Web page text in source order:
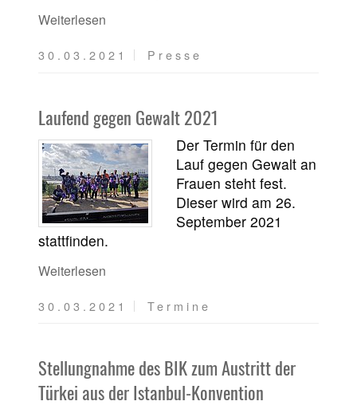
Weiterlesen
30.03.2021 Presse
Laufend gegen Gewalt 2021
Der Termin für den
Lauf gegen Gewalt an
Frauen steht fest.
Dieser wird am 26.
September 2021
stattfinden.
Weiterlesen
30.03.2021 Termine
Stellungnahme des BIK zum Austritt der
Türkei aus der Istanbul-Konvention